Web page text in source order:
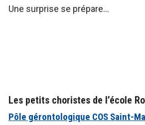
Une surprise se prépare…
Les petits choristes de l’école
Pôle gérontologique COS Saint-